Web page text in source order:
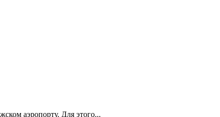
аэропорту. Для этого...